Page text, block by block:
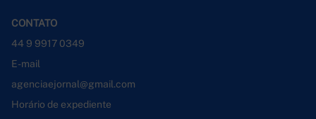
CONTATO
44 9 9917 0349
E-mail
agenciaejornal@gmail.com
Horário de expediente